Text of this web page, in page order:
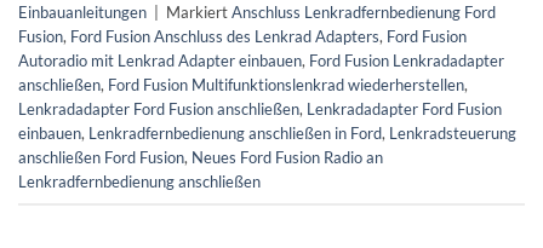
Einbauanleitungen
MarkiertAnschluss Lenkradfernbedienung Ford
Fusion, Ford Fusion Anschluss des Lenkrad Adapters, Ford Fusion
Autoradio mit Lenkrad Adapter einbauen, Ford Fusion Lenkradadapter
anschließen, Ford Fusion Multifunktionslenkrad wiederherstellen,
Lenkradadapter Ford Fusion anschließen, Lenkradadapter Ford Fusion
einbauen, Lenkradfernbedienung anschließen in Ford, Lenkradsteuerung
anschließen Ford Fusion, Neues Ford Fusion Radio an
Lenkradfernbedienung anschließen